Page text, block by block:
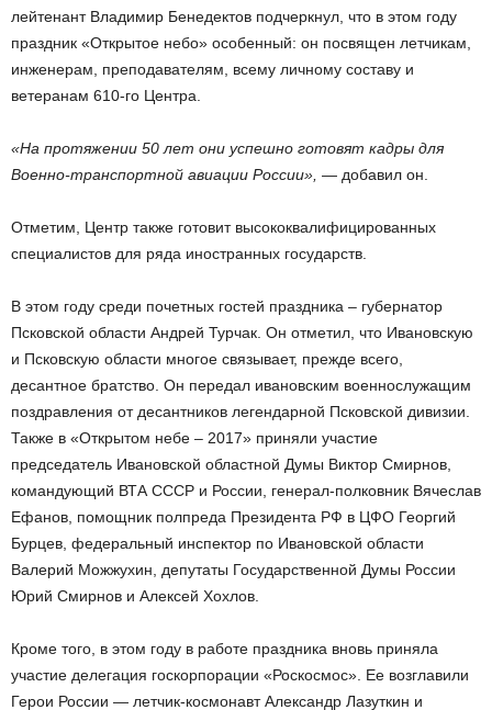
лейтенант Владимир Бенедектов подчеркнул, что в этом году
праздник «Открытое небо» особенный: он посвящен летчикам,
инженерам, преподавателям, всему личному составу и
ветеранам 610-го Центра.
«На протяжении 50 лет они успешно готовят кадры для
Военно-транспортной авиации России», — добавил он.
Отметим, Центр также готовит высококвалифицированных
специалистов для ряда иностранных государств.
В этом году среди почетных гостей праздника – губернатор
Псковской области Андрей Турчак. Он отметил, что Ивановскую
и Псковскую области многое связывает, прежде всего,
десантное братство. Он передал ивановским военнослужащим
поздравления от десантников легендарной Псковской дивизии.
Также в «Открытом небе – 2017» приняли участие
председатель Ивановской областной Думы Виктор Смирнов,
командующий ВТА СССР и России, генерал-полковник Вячеслав
Ефанов, помощник полпреда Президента РФ в ЦФО Георгий
Бурцев, федеральный инспектор по Ивановской области
Валерий Можжухин, депутаты Государственной Думы России
Юрий Смирнов и Алексей Хохлов.
Кроме того, в этом году в работе праздника вновь приняла
участие делегация госкорпорации «Роскосмос». Ее возглавили
Герои России — летчик-космонавт Александр Лазуткин и